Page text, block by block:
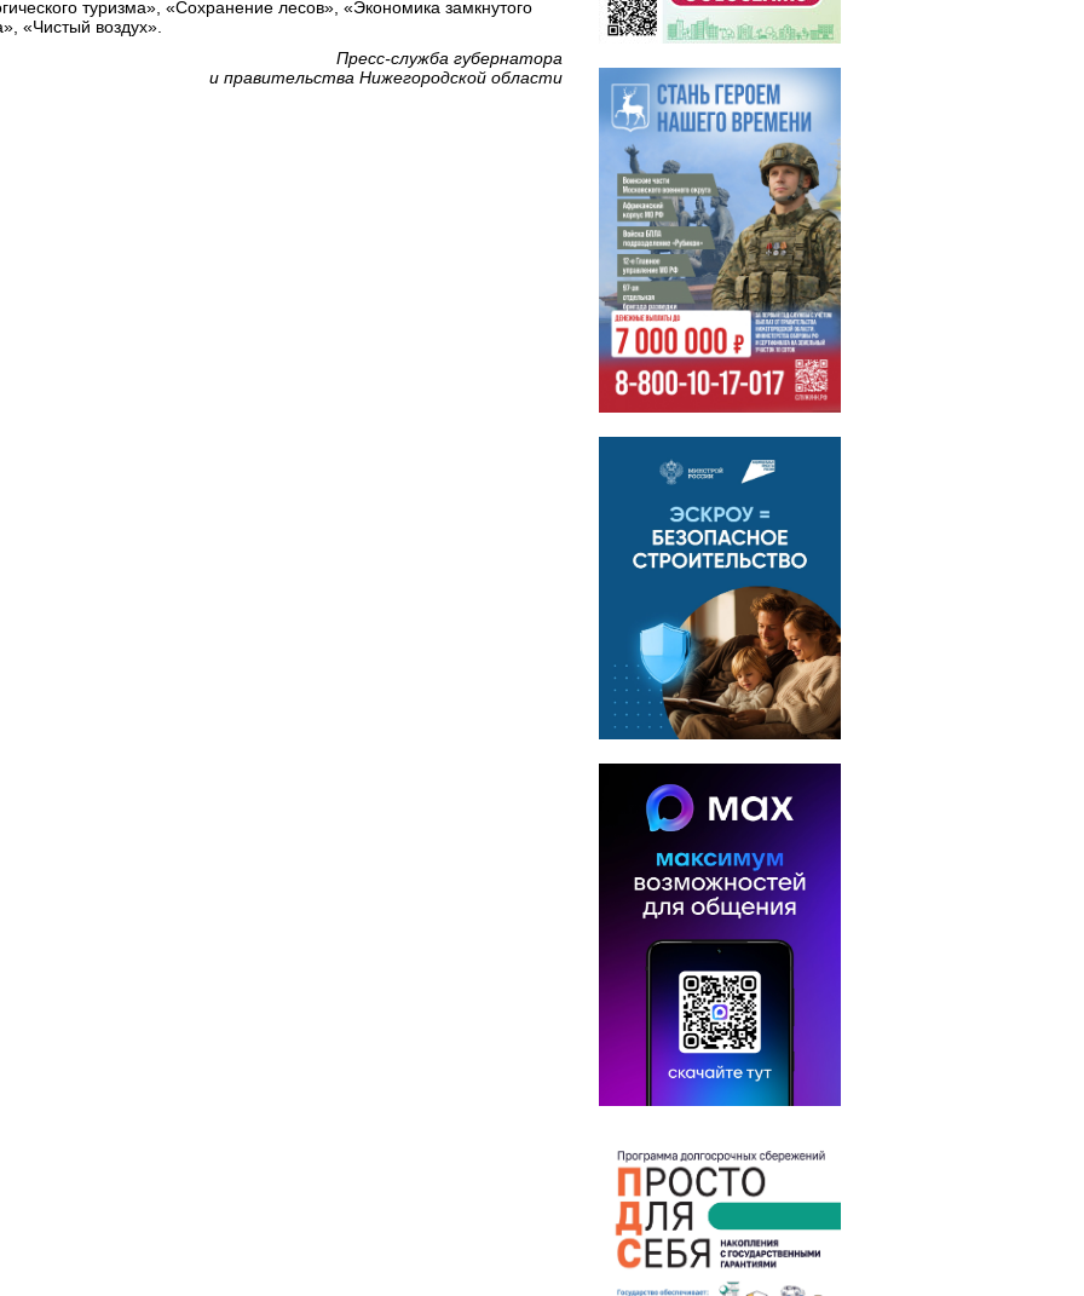
туризма», «Сохранение лесов», «Экономика замкнутого
«Чистый воздух».
Пресс-служба губернатора
и правительства Нижегородской области